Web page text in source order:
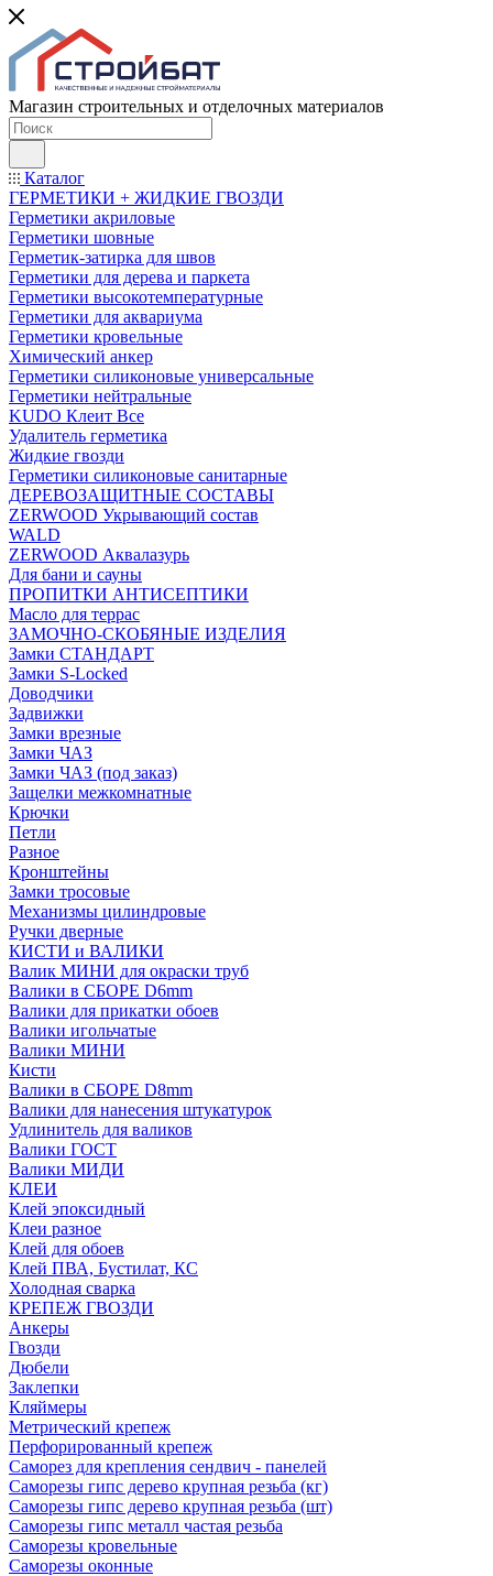
Магазин строительных и отделочных материалов
Каталог
ГЕРМЕТИКИ + ЖИДКИЕ ГВОЗДИ
Герметики акриловые
Герметики шовные
Герметик-затирка для швов
Герметики для дерева и паркета
Герметики высокотемпературные
Герметики для аквариума
Герметики кровельные
Химический анкер
Герметики силиконовые универсальные
Герметики нейтральные
KUDO Клеит Все
Удалитель герметика
Жидкие гвозди
Герметики силиконовые санитарные
ДЕРЕВОЗАЩИТНЫЕ СОСТАВЫ
ZERWOOD Укрывающий состав
WALD
ZERWOOD Аквалазурь
Для бани и сауны
ПРОПИТКИ АНТИСЕПТИКИ
Масло для террас
ЗАМОЧНО-СКОБЯНЫЕ ИЗДЕЛИЯ
Замки СТАНДАРТ
Замки S-Locked
Доводчики
Задвижки
Замки врезные
Замки ЧАЗ
Замки ЧАЗ (под заказ)
Защелки межкомнатные
Крючки
Петли
Разное
Кронштейны
Замки тросовые
Механизмы цилиндровые
Ручки дверные
КИСТИ и ВАЛИКИ
Валик МИНИ для окраски труб
Валики в СБОРЕ D6mm
Валики для прикатки обоев
Валики игольчатые
Валики МИНИ
Кисти
Валики в СБОРЕ D8mm
Валики для нанесения штукатурок
Удлинитель для валиков
Валики ГОСТ
Валики МИДИ
КЛЕИ
Клей эпоксидный
Клеи разное
Клей для обоев
Клей ПВА, Бустилат, КС
Холодная сварка
КРЕПЕЖ ГВОЗДИ
Анкеры
Гвозди
Дюбели
Заклепки
Кляймеры
Метрический крепеж
Перфорированный крепеж
Саморез для крепления сендвич - панелей
Саморезы гипс дерево крупная резьба (кг)
Саморезы гипс дерево крупная резьба (шт)
Саморезы гипс металл частая резьба
Саморезы кровельные
Саморезы оконные